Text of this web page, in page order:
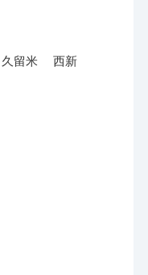
久留米 西新